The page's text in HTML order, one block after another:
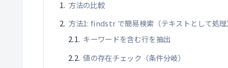
方法の比較
方法1: findstr で簡易検索（テキストとして処
キーワードを含む行を抽出
値の存在チェック（条件分岐）